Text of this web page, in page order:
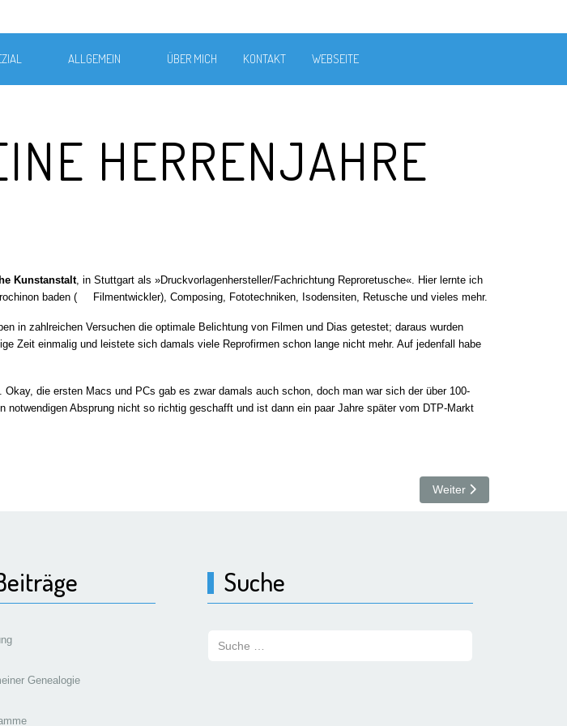
ALLGEMEIN ÜBER MICH KONTAKT WEBSEITE
HERRENJAHRE
Kunstanstalt, in Stuttgart als »Druckvorlagenhersteller/Fachrichtung Reproretusche«. Hier lernte ich
baden (
Filmentwickler), Composing, Fototechniken, Isodensiten, Retusche und vieles mehr.
in zahlreichen Versuchen die optimale Belichtung von Filmen und Dias getestet; daraus wurden
Zeit einmalig und leistete sich damals viele Reprofirmen schon lange nicht mehr. Auf jedenfall habe
die ersten Macs und PCs gab es zwar damals auch schon, doch man war sich der über 100-
Absprung nicht so richtig geschafft und ist dann ein paar Jahre später vom DTP-Markt
Nächster Beitrag: Die
Weiter
Genealogie
Suche